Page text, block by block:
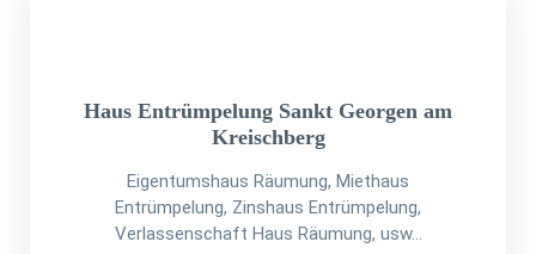
Haus Entrümpelung Sankt Georgen am
Kreischberg
Eigentumshaus Räumung, Miethaus
Entrümpelung, Zinshaus Entrümpelung,
Verlassenschaft Haus Räumung, usw...